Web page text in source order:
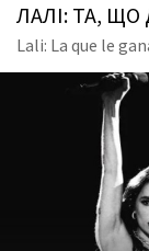
ЛАЛІ: ТА,
Lali: La que le